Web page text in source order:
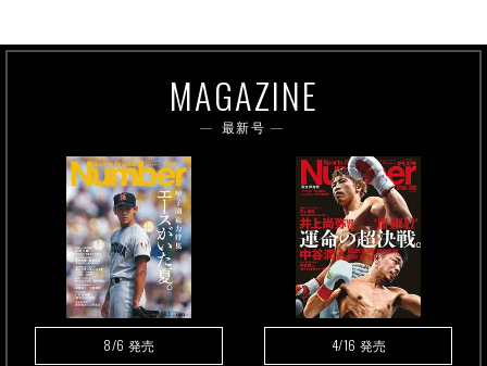
MAGAZINE
最新号
8/6 発売 4/16 発売